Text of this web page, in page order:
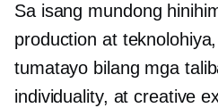
Sa isang mundong
production at
tumatayo bilang mga
individuality, at creative